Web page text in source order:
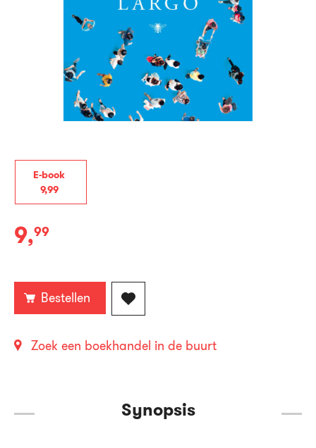
E-book
9,99
E-
9,99
Bestellen
Zoek een boekhandel in de buurt
Synopsis